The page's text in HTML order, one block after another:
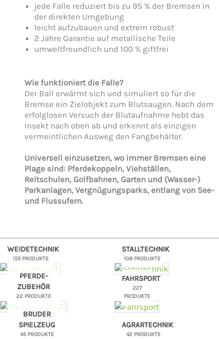
jede Falle reduziert bis zu 95 % der Bremsen in
der direkten Umgebung
leicht aufzubauen und extrem robust
2 Jahre Garantie auf metallische Teile
umweltfreundlich und 100 % giftfrei
Wie funktioniert die Falle?
Der Ball erwärmt sich und simuliert so für die
Bremse ein Zielobjekt zum Blutsaugen. Nach dem
erfolglosen Versuch der Blutaufnahme hebt das
Insekt nach oben ab und erkennt als einzigen
vermeintlichen Ausweg den Fangbehälter.
Universell einzusetzen, wo immer Bremsen eine
Plage sind: Pferdekoppeln, Viehställen,
Reitschulen, Golfbahnen, Garten und (Wasser-)
Parkanlagen, Vergnügungsparks, entlang von See-
und Flussufern.
WEIDETECHNIK
155 PRODUKTE
STALLTECHNIK
108 PRODUKTE
PFERDE-
ZUBEHÖR
22 PRODUKTE
FAHRSPORT
227
PRODUKTE
BRUDER
SPIELZEUG
45 PRODUKTE
AGRARTECHNIK
42 PRODUKTE